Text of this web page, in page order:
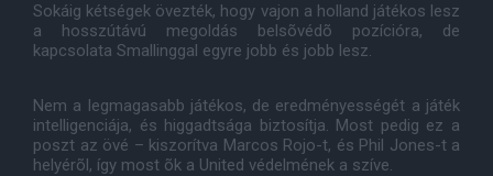
Sokáig kétségek övezték, hogy vajon a holland játékos lesz
a hosszútávú megoldás belsõvédõ pozícióra, de
kapcsolata Smallinggal egyre jobb és jobb lesz.
Nem a legmagasabb játékos, de eredményességét a játék
intelligenciája, és higgadtsága biztosítja. Most pedig ez a
poszt az övé – kiszorítva Marcos Rojo-t, és Phil Jones-t a
helyérõl, így most õk a United védelmének a szíve.